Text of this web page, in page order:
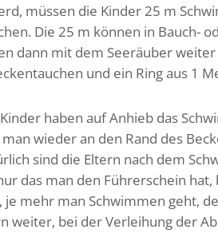
müssen die Kinder 25 m
Die 25 m können in Bauch-
dann mit dem Seeräuber
und ein Ring aus 1
haben auf Anhieb das
wieder an den Rand des
sind die Eltern nach dem
das man den Führerschein
mehr man Schwimmen geht,
weiter, bei der Verleihung der